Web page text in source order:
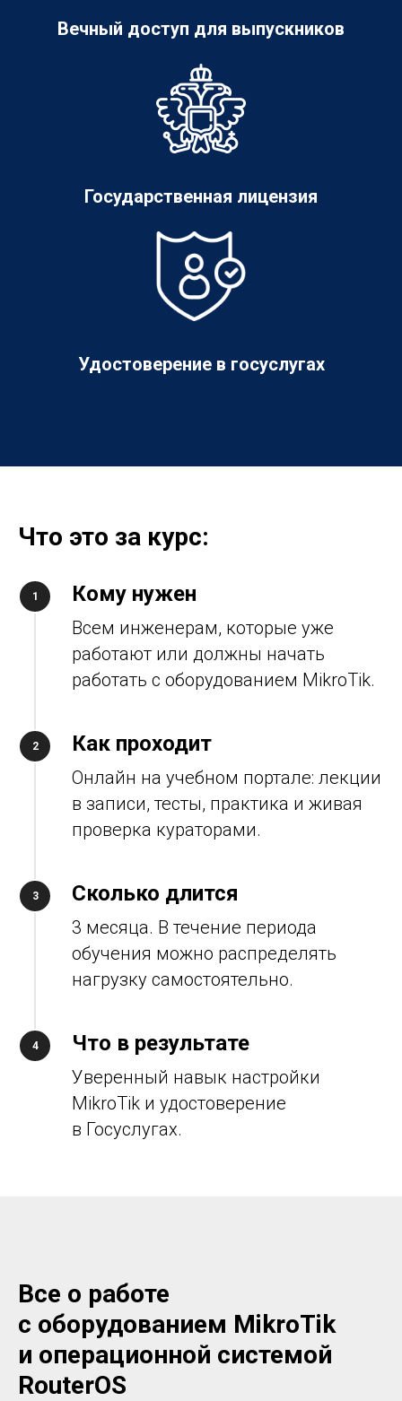
Вечный доступ для выпускников
Государственная лицензия
Удостоверение в госуслугах
Что это за курс:
Кому нужен
Всем инженерам, которые уже
работают или должны начать
работать с оборудованием MikroTik.
Как проходит
Онлайн на учебном портале: лекции
в записи, тесты, практика и живая
проверка кураторами.
Сколько длится
3 месяца. В течение периода
обучения можно распределять
нагрузку самостоятельно.
Что в результате
Уверенный навык настройки
MikroTik и удостоверение
в Госуслугах.
Все о работе
с оборудованием MikroTik
и операционной системой
RouterOS